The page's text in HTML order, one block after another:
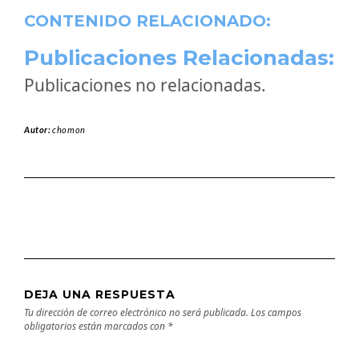
CONTENIDO RELACIONADO:
Publicaciones Relacionadas:
Publicaciones no relacionadas.
Autor:chomon
DEJA UNA RESPUESTA
Tu dirección de correo electrónico no será publicada. Los campos
obligatorios están marcados con *